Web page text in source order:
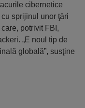
cibernetice
sprijinul unor ţări
potrivit FBI,
„E noul tip de
globală”, susţine